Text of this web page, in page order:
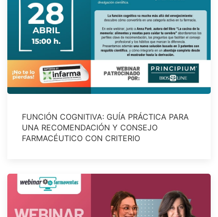
FUNCIÓN COGNITIVA: GUÍA PRÁCTICA PARA
UNA RECOMENDACIÓN Y CONSEJO
FARMACÉUTICO CON CRITERIO